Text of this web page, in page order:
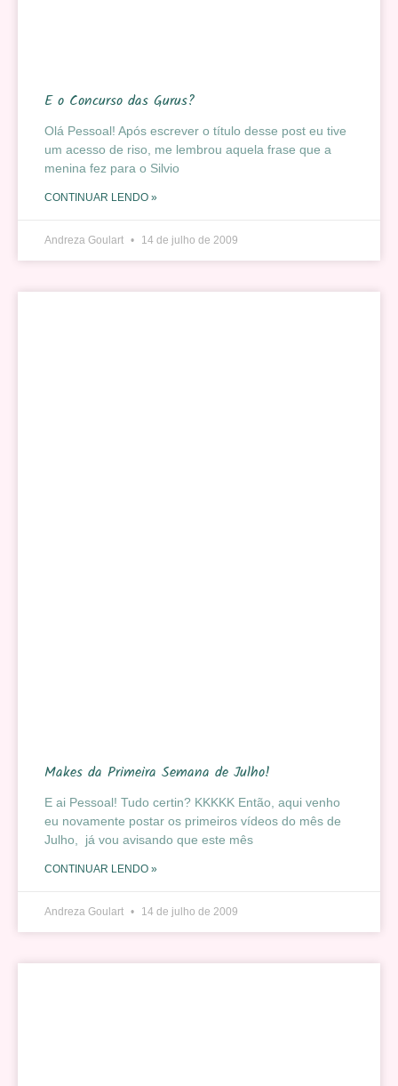
E o Concurso das Gurus?
Olá Pessoal! Após escrever o título desse post eu tive
um acesso de riso, me lembrou aquela frase que a
menina fez para o Silvio
CONTINUAR LENDO »
Andreza Goulart 14 de julho de 2009
Makes da Primeira Semana de Julho!
E ai Pessoal! Tudo certin? KKKKK Então, aqui venho
eu novamente postar os primeiros vídeos do mês de
Julho, já vou avisando que este mês
CONTINUAR LENDO »
Andreza Goulart 14 de julho de 2009